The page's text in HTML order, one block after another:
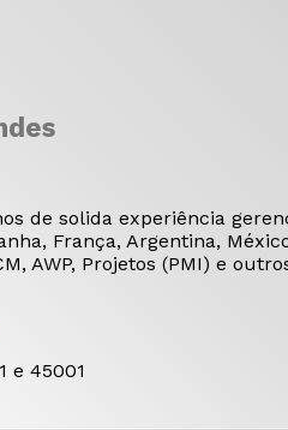
de solida experiência
França, Argentina,
AWP, Projetos (PMI) e
e 45001